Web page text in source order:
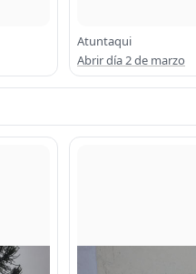
Atuntaqui
Abrir día 2 de marzo